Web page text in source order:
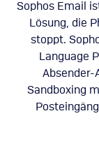
Sophos Email
Lösung, die
stoppt.
Language
Absender-
Sandboxing